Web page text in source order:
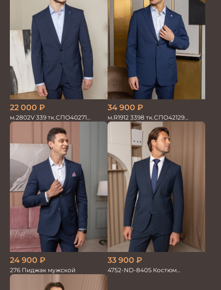
22 000 ₽
м.2802V 339 тк.СПО40271
Костюм мужской
34 900 ₽
м.R1912 3398 тк.СПО42129
Костюм мужской
24 900 ₽
276 Пиджак мужской
33 900 ₽
4752-ND-840S Костюм